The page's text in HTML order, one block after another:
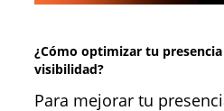
¿Cómo optimizar tu
visibilidad?
Para mejorar tu